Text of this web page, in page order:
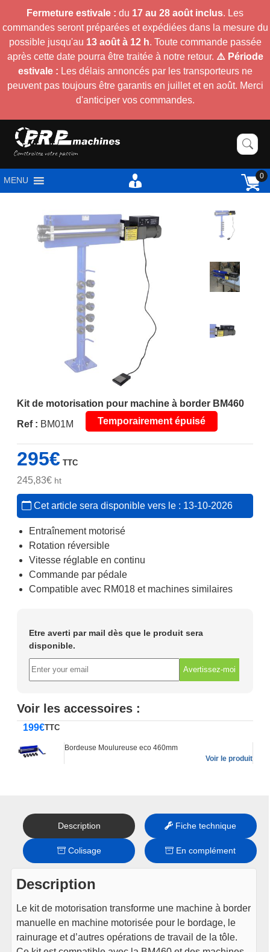
Fermeture estivale : du 17 au 28 août inclus. Les
commandes seront préparées et expédiées dans la mesure du
possible jusqu'au 13 août à 12 h. Toute commande passée
après cette date pourra être traitée à notre retour. ⚠️ Période
estivale : Les délais annoncés par les transporteurs ne
peuvent pas toujours être garantis en juillet et en août. Merci
d'anticiper vos commandes.
MENU 0
Kit de motorisation pour machine à border BM460
Ref : BM01M Temporairement épuisé
295€ TTC
245,83€ht
Cet article sera disponible vers le : 13-10-2026
Entraînement motorisé
Rotation réversible
Vitesse réglable en continu
Commande par pédale
Compatible avec RM018 et machines similaires
Etre averti par mail dès que le produit sera
disponible.
Avertissez-moi
Voir les accessoires :
Bordeuse Moulureuse eco 460mm
Voir le produit
199€TTC
Description Fiche technique
Colisage En complément
Description
Le kit de motorisation transforme une machine à border
manuelle en machine motorisée pour le bordage, le
rainurage et d’autres opérations de travail de la tôle.